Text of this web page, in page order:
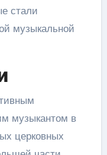
стали
музыкальной
музыкантом в
церковных